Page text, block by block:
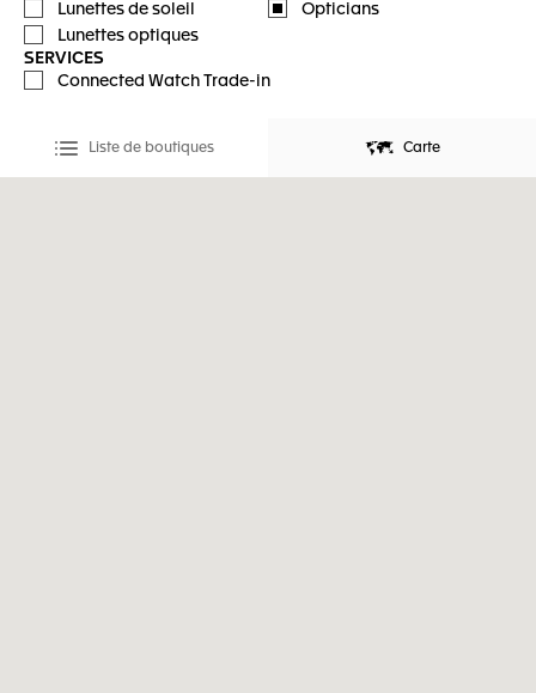
Lunettes de soleil
Lunettes optiques
Opticians
SERVICES
Connected Watch Trade-in
Liste de boutiques Carte